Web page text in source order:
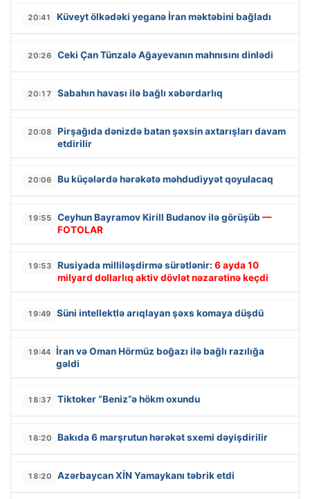
20:41 Küveyt ölkədəki yeganə İran məktəbini bağladı
20:26 Ceki Çan Tünzalə Ağayevanın mahnısını dinlədi
20:17 Sabahın havası ilə bağlı xəbərdarlıq
20:08
Pirşağıda dənizdə batan şəxsin axtarışları davam
etdirilir
20:06 Bu küçələrdə hərəkətə məhdudiyyət qoyulacaq
19:55 Ceyhun Bayramov Kirill Budanov ilə görüşüb —
FOTOLAR
19:53 Rusiyada milliləşdirmə sürətlənir: 6 ayda 10
milyard dollarlıq aktiv dövlət nəzarətinə keçdi
19:49 Süni intellektlə arıqlayan şəxs komaya düşdü
19:44 İran və Oman Hörmüz boğazı ilə bağlı razılığa
gəldi
18:37 Tiktoker “Beniz”ə hökm oxundu
18:20 Bakıda 6 marşrutun hərəkət sxemi dəyişdirilir
18:20 Azərbaycan XİN Yamaykanı təbrik etdi